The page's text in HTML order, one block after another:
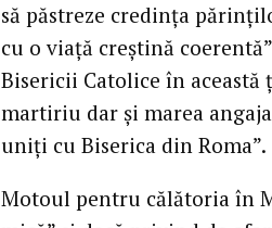
să păstreze credința
cu o viață creștină
Bisericii Catolice în această
martiriu dar și marea
uniți cu Biserica din Roma”.
Motoul pentru călătoria în